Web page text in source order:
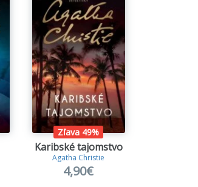
Zľava 49%
Karibské tajomstvo
Agatha Christie
4,90€